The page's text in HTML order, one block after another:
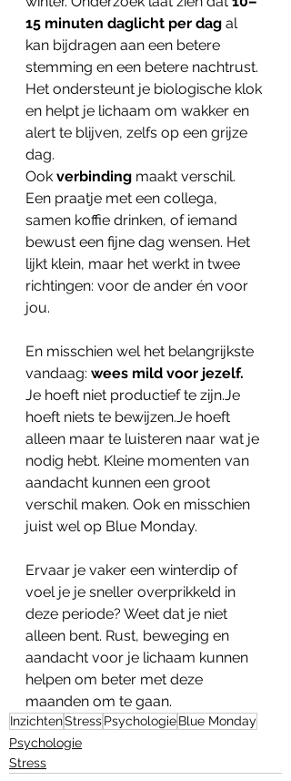
15 minuten daglicht per dag al
kan bijdragen aan een betere
stemming en een betere nachtrust.
Het ondersteunt je biologische klok
en helpt je lichaam om wakker en
alert te blijven, zelfs op een grijze
dag.
Ook verbinding maakt verschil.
Een praatje met een collega,
samen koffie drinken, of iemand
bewust een fijne dag wensen. Het
lijkt klein, maar het werkt in twee
richtingen: voor de ander én voor
jou.
En misschien wel het belangrijkste
vandaag: wees mild voor jezelf.
Je hoeft niet productief te zijn.Je
hoeft niets te bewijzen.Je hoeft
alleen maar te luisteren naar wat je
nodig hebt. Kleine momenten van
aandacht kunnen een groot
verschil maken. Ook en misschien
juist wel op Blue Monday.
Ervaar je vaker een winterdip of
voel je je sneller overprikkeld in
deze periode? Weet dat je niet
alleen bent. Rust, beweging en
aandacht voor je lichaam kunnen
helpen om beter met deze
maanden om te gaan.
InzichtenStressPsychologieBlue Monday
Psychologie
Stress